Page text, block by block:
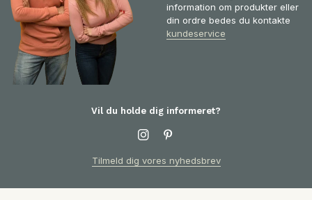
information om produkter eller
din ordre bedes du kontakte
kundeservice
Vil du holde dig informeret?
Tilmeld dig vores nyhedsbrev